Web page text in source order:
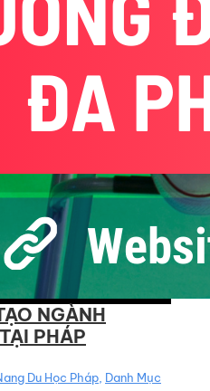
NGÀNH
PHÁP
Du Học Pháp Danh Mục